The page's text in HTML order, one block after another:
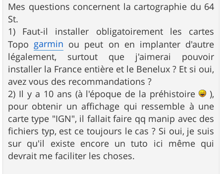
Mes questions concernent la cartographie du 64
St.
1) Faut-il installer obligatoirement les cartes
Topogarmin ou peut on en implanter d'autre
légalement, surtout que j'aimerai pouvoir
installer la France entière et le Benelux ? Et si oui,
avez vous des recommandations ?
2) Il y a 10 ans (à l'époque de la préhistoire
),
pour obtenir un affichage qui ressemble à une
carte type "IGN", il fallait faire qq manip avec des
fichiers typ, est ce toujours le cas ? Si oui, je suis
sur qu'il existe encore un tuto ici même qui
devrait me faciliter les choses.